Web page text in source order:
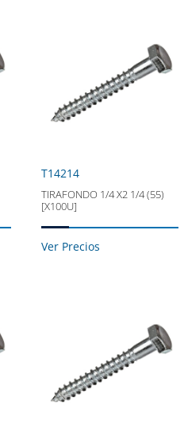
T14214
TIRAFONDO 1/4 X2 1/4 (55)
[X100U]
Ver Precios